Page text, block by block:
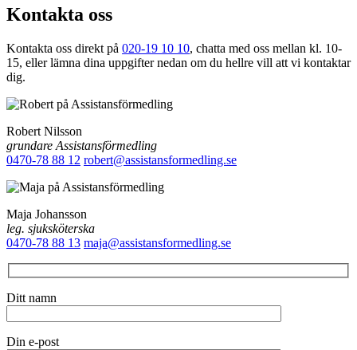
Kontakta oss
Kontakta oss direkt på 020-19 10 10, chatta med oss mellan kl. 10-
15, eller lämna dina uppgifter nedan om du hellre vill att vi kontaktar
dig.
Robert Nilsson
grundare Assistansförmedling
0470-78 88 12 robert@assistansformedling.se
Maja Johansson
leg. sjuksköterska
0470-78 88 13 maja@assistansformedling.se
Ditt namn
Din e-post